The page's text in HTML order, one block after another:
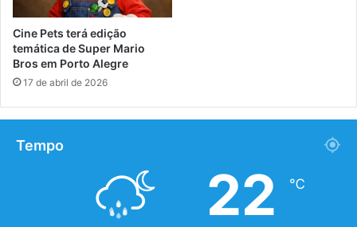
Cine Pets terá edição
temática de Super Mario
Bros em Porto Alegre
17 de abril de 2026
Tempo
22 ℃